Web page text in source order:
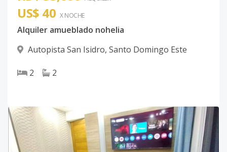
US$ 40 X NOCHE
Alquiler amueblado nohelia
Autopista San Isidro, Santo Domingo Este
2 2